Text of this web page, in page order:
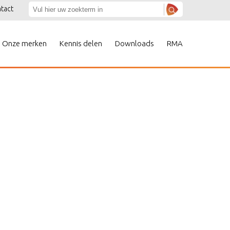
Onze merken Kennis delen Downloads RMA